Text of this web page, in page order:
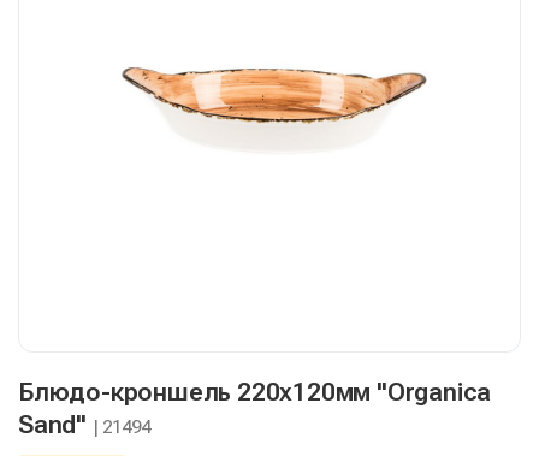
Блюдо-кроншель 220х120мм "Organica
Sand" | 21494